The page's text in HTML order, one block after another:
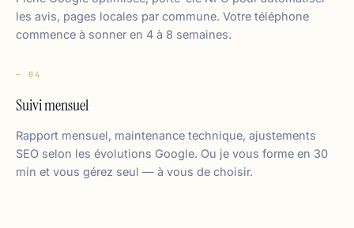
les avis, pages locales par commune. Votre téléphone
commence à sonner en 4 à 8 semaines.
— 04
Suivi mensuel
Rapport mensuel, maintenance technique, ajustements
SEO selon les évolutions Google. Ou je vous forme en 30
min et vous gérez seul — à vous de choisir.